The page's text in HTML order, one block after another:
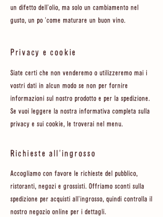
un difetto dell'olio, ma solo un cambiamento nel
gusto, un po 'come maturare un buon vino.
Privacy e cookie
Siate certi che non venderemo o utilizzeremo mai i
vostri dati in alcun modo se non per fornire
informazioni sul nostro prodotto e per la spedizione.
Se vuoi leggere la nostra informativa completa sulla
privacy e sui cookie, le troverai nel menu.
Richieste all'ingrosso
Accogliamo con favore le richieste del pubblico,
ristoranti, negozi e grossisti. Offriamo sconti sulla
spedizione per acquisti all'ingrosso, quindi controlla il
nostro negozio online per i dettagli.